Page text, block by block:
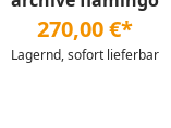
270,00 €*
Lagernd, sofort lieferbar